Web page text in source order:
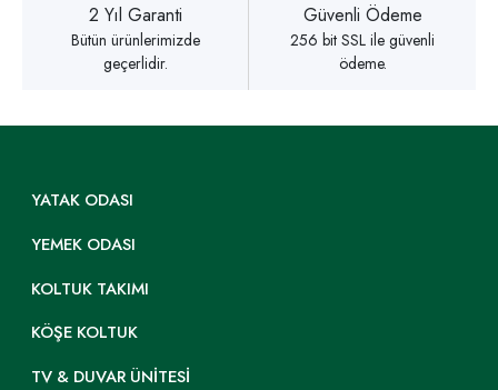
2 Yıl Garanti
Bütün ürünlerimizde
geçerlidir.
Güvenli Ödeme
256 bit SSL ile güvenli
ödeme.
YATAK ODASI
YEMEK ODASI
KOLTUK TAKIMI
KÖŞE KOLTUK
TV & DUVAR ÜNITESI